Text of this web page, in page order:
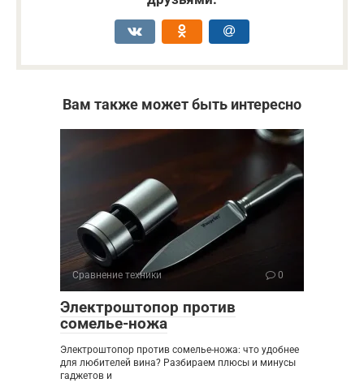
Вам также может быть интересно
Сравнение техники 0
Электроштопор против
сомелье-ножа
Электроштопор против сомелье-ножа: что удобнее
для любителей вина? Разбираем плюсы и минусы
гаджетов и